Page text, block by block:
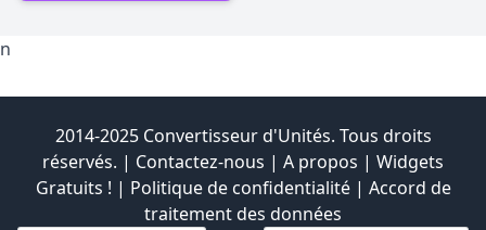
n
2014-2025 Convertisseur d'Unités. Tous droits
réservés. | Contactez-nous | A propos | Widgets
Gratuits ! | Politique de confidentialité| Accord de
traitement des données